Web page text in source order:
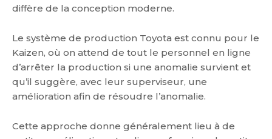
diffère de la conception moderne.
Le système de production Toyota est connu pour le
Kaizen, où on attend de tout le personnel en ligne
d’arrêter la production si une anomalie survient et
qu’il suggère, avec leur superviseur, une
amélioration afin de résoudre l’anomalie.
Cette approche donne généralement lieu à de